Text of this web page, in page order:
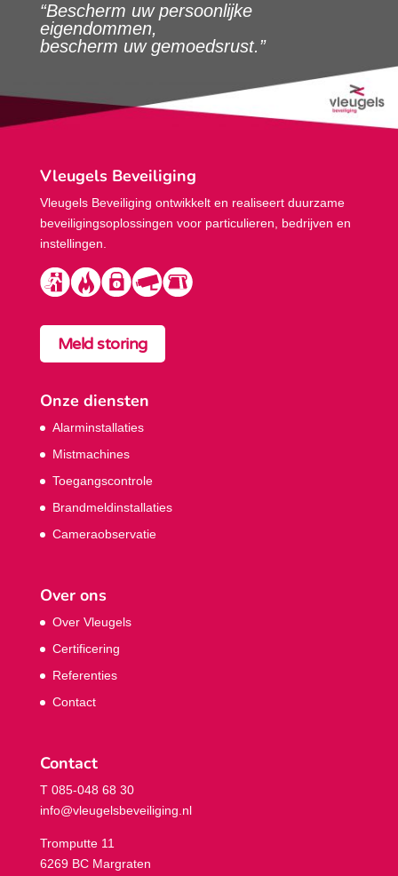
“Bescherm uw persoonlijke
eigendommen,
bescherm uw gemoedsrust.”
Vleugels Beveiliging
Vleugels Beveiliging ontwikkelt en realiseert duurzame
beveiligings­oplossingen voor particulieren, bedrijven en
instellingen.
Meld storing
Onze diensten
Alarminstallaties
Mistmachines
Toegangscontrole
Brandmeldinstallaties
Cameraobservatie
Over ons
Over Vleugels
Certificering
Referenties
Contact
Contact
T 085-048 68 30
info@vleugelsbeveiliging.nl
Tromputte 11
6269 BC Margraten